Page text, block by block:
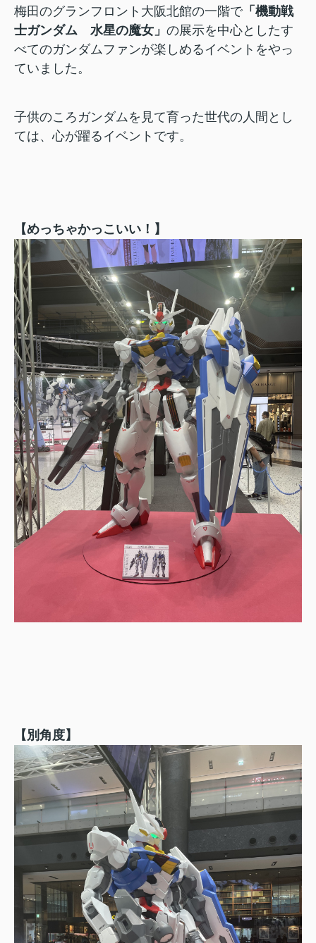
梅田のグランフロント大阪北館の一階で「機動戦
士ガンダム 水星の魔女」 の展示を中心としたす
べてのガンダムファンが楽しめるイベントをやっ
ていました。
子供のころガンダムを見て育った世代の人間とし
ては、心が躍るイベントです。
【めっちゃかっこいい！】
【別角度】